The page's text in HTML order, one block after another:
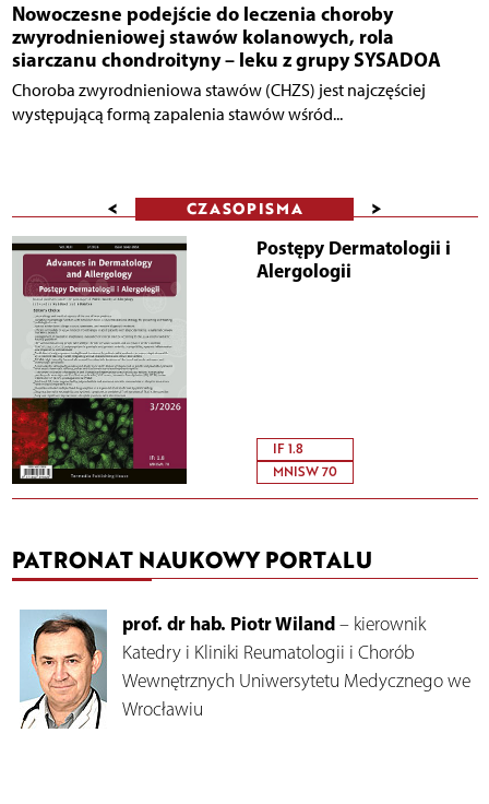
Nowoczesne podejście do leczenia choroby
zwyrodnieniowej stawów kolanowych, rola
siarczanu chondroityny – leku z grupy SYSADOA
Choroba zwyrodnieniowa stawów (CHZS) jest najczęściej
występującą formą zapalenia stawów wśród...
< CZASOPISMA >
Postępy Dermatologii i
Alergologii
IF 1.8
MNISW 70
PATRONAT NAUKOWY PORTALU
prof. dr hab. Piotr Wiland – kierownik
Katedry i Kliniki Reumatologii i Chorób
Wewnętrznych Uniwersytetu Medycznego we
Wrocławiu